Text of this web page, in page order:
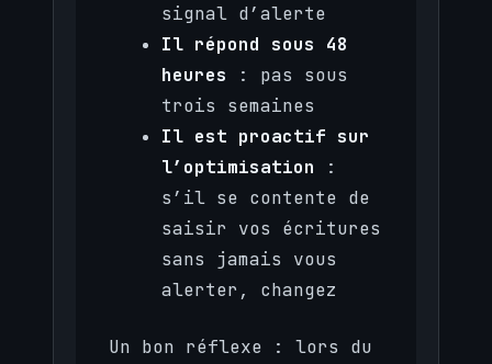
signal d’alerte
Il répond sous 48
heures : pas sous
trois semaines
Il est proactif sur
l’optimisation :
s’il se contente de
saisir vos écritures
sans jamais vous
alerter, changez
Un bon réflexe : lors du